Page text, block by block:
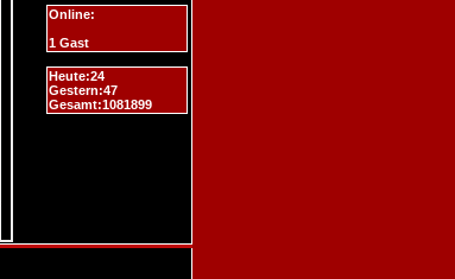
Online:
1 Gast
Heute:24
Gestern:47
Gesamt:1081899